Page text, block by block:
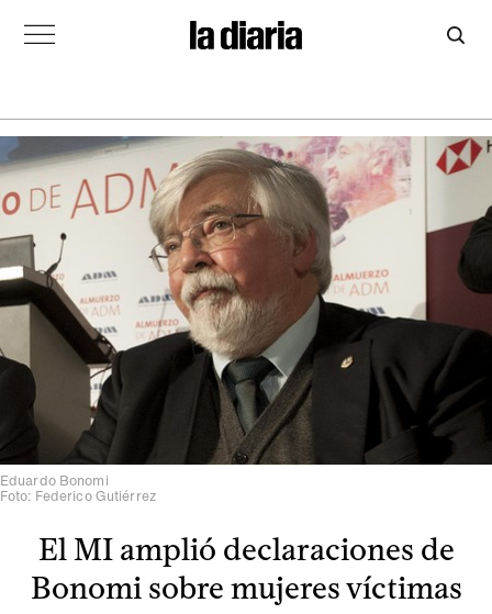
Eduardo Bonomi
Foto: Federico Gutiérrez
El MI amplió declaraciones de
Bonomi sobre mujeres víctimas